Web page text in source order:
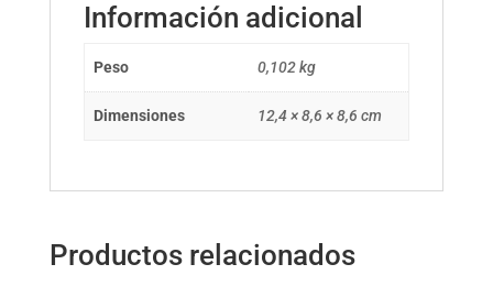
Información adicional
Peso 0,102 kg
Dimensiones 12,4 × 8,6 × 8,6 cm
Productos relacionados